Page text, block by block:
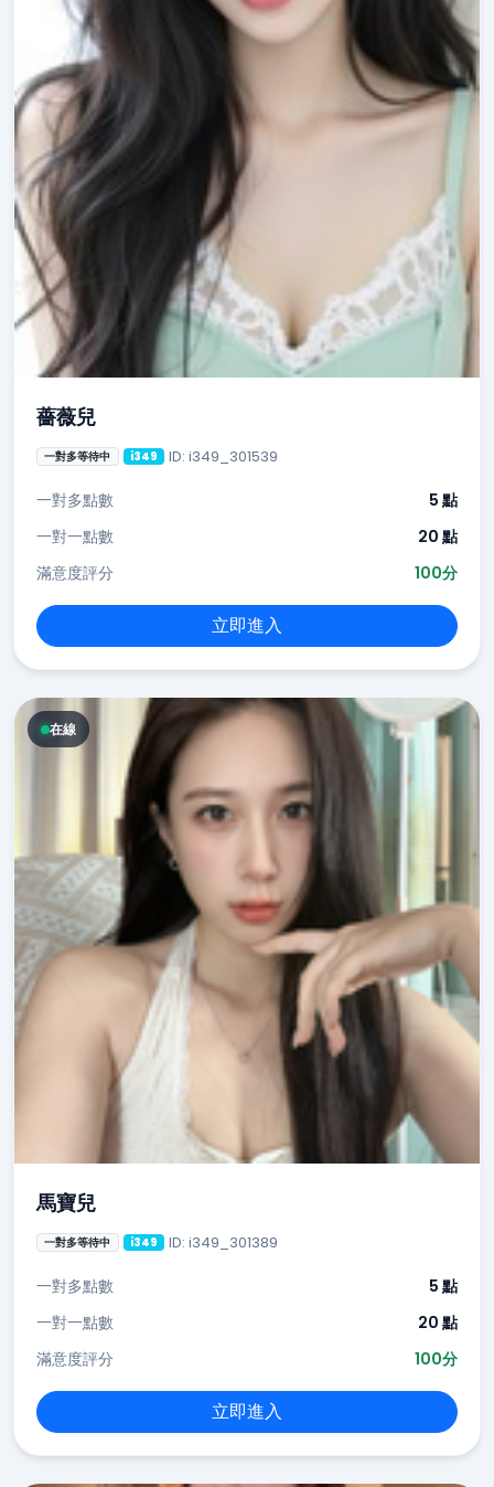
薔薇兒
一對多等待中 i349 ID: i349_301539
一對多點數
5 點
一對一點數
20 點
滿意度評分
100分
立即進入
在線
馬寶兒
一對多等待中 i349 ID: i349_301389
一對多點數
5 點
一對一點數
20 點
滿意度評分
100分
立即進入